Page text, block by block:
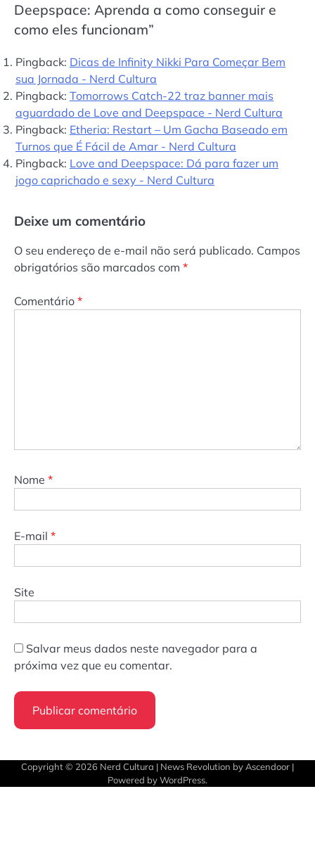
Deepspace: Aprenda a como conseguir e
como eles funcionam”
Pingback: Dicas de Infinity Nikki Para Começar Bem
sua Jornada - Nerd Cultura
Pingback: Tomorrows Catch-22 traz banner mais
aguardado de Love and Deepspace - Nerd Cultura
Pingback: Etheria: Restart – Um Gacha Baseado em
Turnos que É Fácil de Amar - Nerd Cultura
Pingback: Love and Deepspace: Dá para fazer um
jogo caprichado e sexy - Nerd Cultura
Deixe um comentário
O seu endereço de e-mail não será publicado. Campos
obrigatórios são marcados com *
Comentário *
Nome *
E-mail *
Site
Salvar meus dados neste navegador para a
próxima vez que eu comentar.
Copyright © 2026 Nerd Cultura | News Revolution by Ascendoor |
Powered byWordPress.